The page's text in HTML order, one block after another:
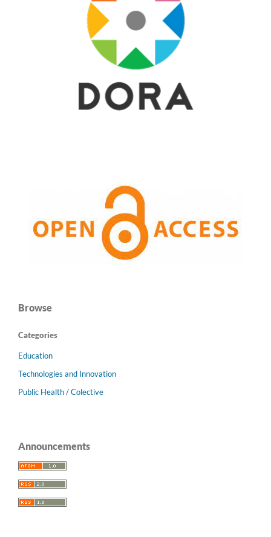
Browse
Categories
Education
Technologies and Innovation
Public Health / Colective
Announcements